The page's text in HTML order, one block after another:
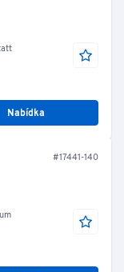
Nabídka
#17441-140